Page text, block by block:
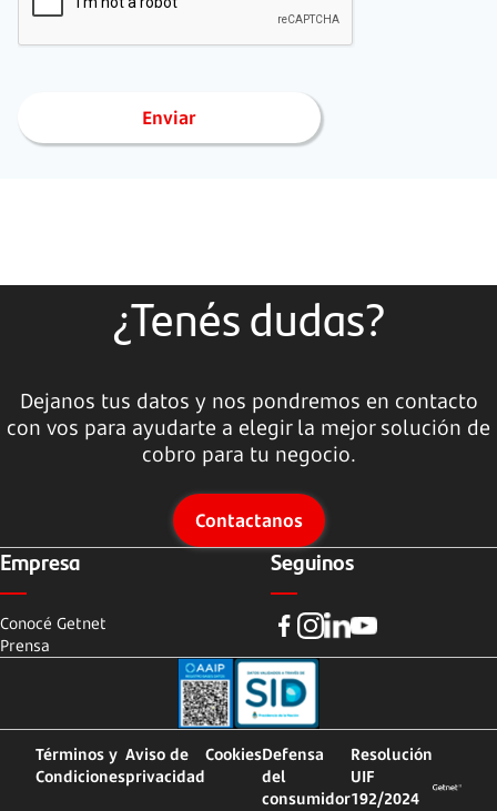
Enviar
¿Tenés dudas?
Dejanos tus datos y nos pondremos en contacto
con vos para ayudarte a elegir la mejor solución de
cobro para tu negocio.
Contactanos
Empresa
Conocé Getnet
Prensa
Seguinos
Términos y
Condiciones
Aviso de
privacidad
CookiesDefensa
del
consumidor
Resolución
UIF
192/2024